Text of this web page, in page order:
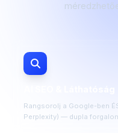
Rangsorolj a Google-ben
Perplexity) — dupla